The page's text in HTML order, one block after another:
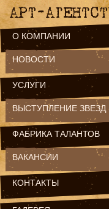
О КОМПАНИИ
НОВОСТИ
УСЛУГИ
ВЫСТУПЛЕНИЕ ЗВЕЗД
ФАБРИКА ТАЛАНТОВ
ВАКАНСИИ
КОНТАКТЫ